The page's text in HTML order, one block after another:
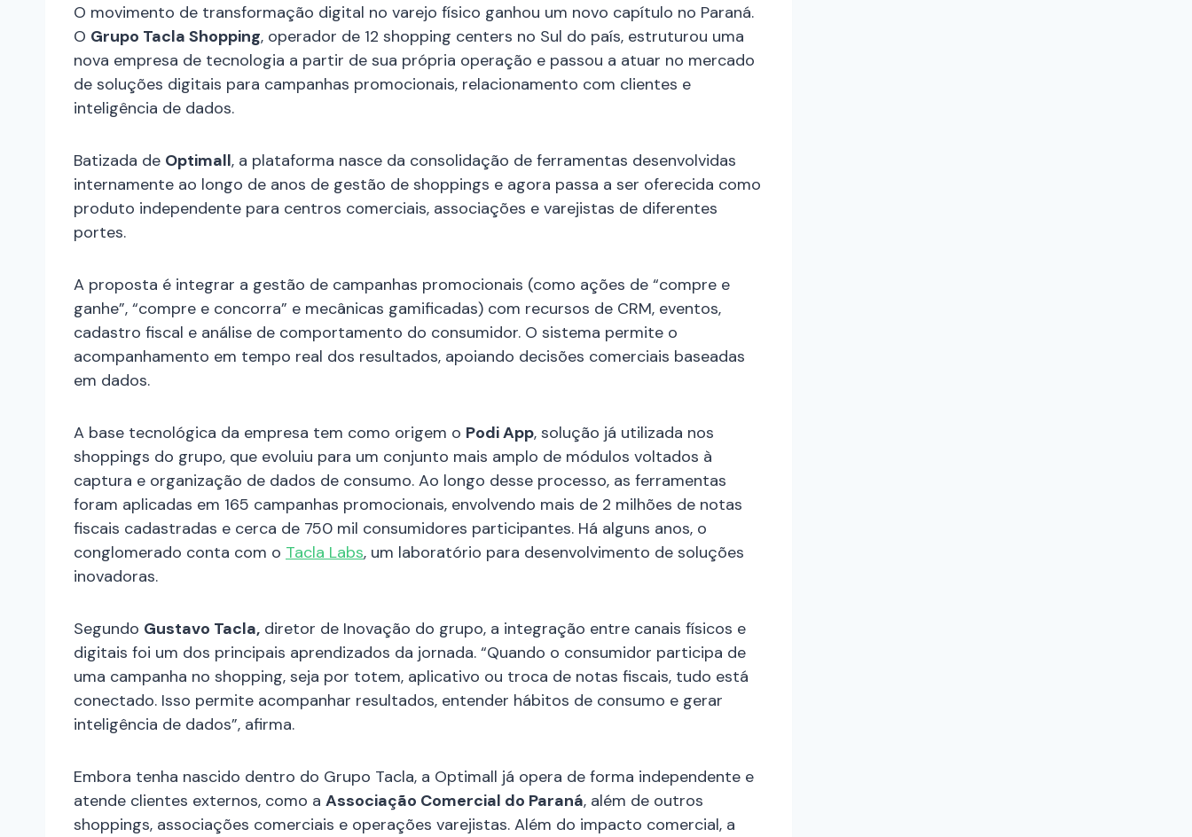
O movimento de transformação digital no varejo físico ganhou um novo capítulo no Paraná.
O Grupo Tacla Shopping, operador de 12 shopping centers no Sul do país, estruturou uma
nova empresa de tecnologia a partir de sua própria operação e passou a atuar no mercado
de soluções digitais para campanhas promocionais, relacionamento com clientes e
inteligência de dados.
Batizada de Optimall, a plataforma nasce da consolidação de ferramentas desenvolvidas
internamente ao longo de anos de gestão de shoppings e agora passa a ser oferecida como
produto independente para centros comerciais, associações e varejistas de diferentes
portes.
A proposta é integrar a gestão de campanhas promocionais (como ações de “compre e
ganhe”, “compre e concorra” e mecânicas gamificadas) com recursos de CRM, eventos,
cadastro fiscal e análise de comportamento do consumidor. O sistema permite o
acompanhamento em tempo real dos resultados, apoiando decisões comerciais baseadas
em dados.
A base tecnológica da empresa tem como origem o Podi App, solução já utilizada nos
shoppings do grupo, que evoluiu para um conjunto mais amplo de módulos voltados à
captura e organização de dados de consumo. Ao longo desse processo, as ferramentas
foram aplicadas em 165 campanhas promocionais, envolvendo mais de 2 milhões de notas
fiscais cadastradas e cerca de 750 mil consumidores participantes. Há alguns anos, o
conglomerado conta com o Tacla Labs, um laboratório para desenvolvimento de soluções
inovadoras.
Segundo Gustavo Tacla, diretor de Inovação do grupo, a integração entre canais físicos e
digitais foi um dos principais aprendizados da jornada. “Quando o consumidor participa de
uma campanha no shopping, seja por totem, aplicativo ou troca de notas fiscais, tudo está
conectado. Isso permite acompanhar resultados, entender hábitos de consumo e gerar
inteligência de dados”, afirma.
Embora tenha nascido dentro do Grupo Tacla, a Optimall já opera de forma independente e
atende clientes externos, como a Associação Comercial do Paraná, além de outros
shoppings, associações comerciais e operações varejistas. Além do impacto comercial, a